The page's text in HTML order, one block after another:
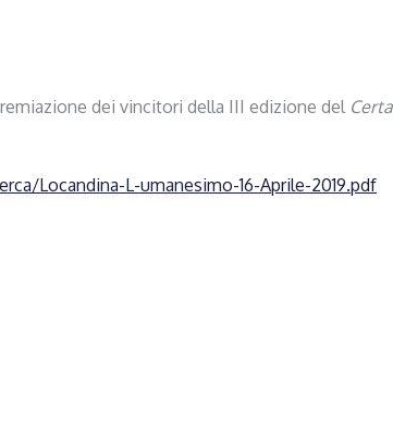
dei vincitori della III edizione del
Locandina-L-umanesimo-16-Aprile-2019.pdf